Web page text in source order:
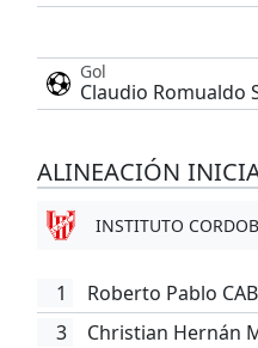
Gol
Claudio Romualdo
ALINEACIÓN
INSTITUTO
1
Roberto Pablo
3
Christian Hernán